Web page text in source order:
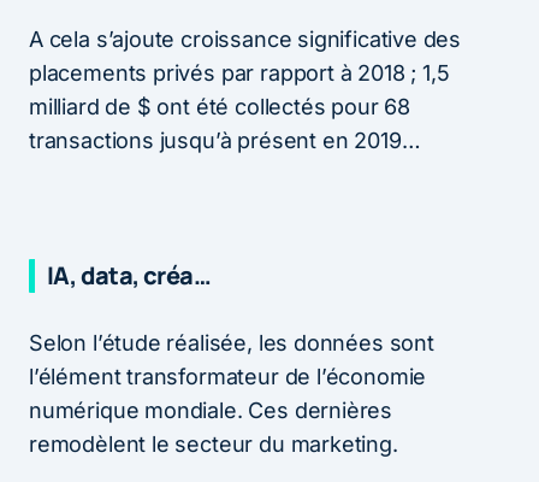
A cela s’ajoute croissance significative des
placements privés par rapport à 2018 ; 1,5
milliard de $ ont été collectés pour 68
transactions jusqu’à présent en 2019…
IA, data, créa…
Selon l’étude réalisée, les données sont
l’élément transformateur de l’économie
numérique mondiale. Ces dernières
remodèlent le secteur du marketing.